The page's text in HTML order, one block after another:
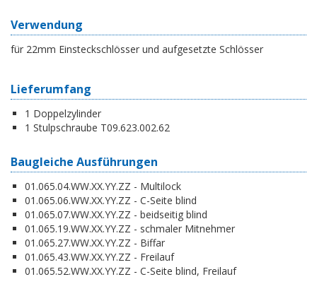
Verwendung
für 22mm Einsteckschlösser und aufgesetzte Schlösser
Lieferumfang
1 Doppelzylinder
1 Stulpschraube T09.623.002.62
Baugleiche Ausführungen
01.065.04.WW.XX.YY.ZZ - Multilock
01.065.06.WW.XX.YY.ZZ - C-Seite blind
01.065.07.WW.XX.YY.ZZ - beidseitig blind
01.065.19.WW.XX.YY.ZZ - schmaler Mitnehmer
01.065.27.WW.XX.YY.ZZ - Biffar
01.065.43.WW.XX.YY.ZZ - Freilauf
01.065.52.WW.XX.YY.ZZ - C-Seite blind, Freilauf